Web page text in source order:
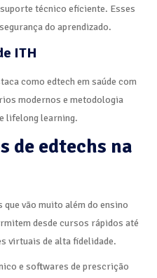
técnico eficiente. Esses
do aprendizado.
ITH
como edtech em saúde com
modernos e metodologia
lifelong learning.
de edtechs na
vão muito além do ensino
desde cursos rápidos até
virtuais de alta fidelidade.
e softwares de prescrição